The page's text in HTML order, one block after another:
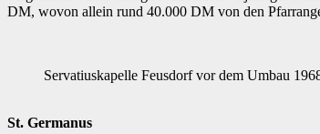
DM, wovon allein rund 40.000 DM von den
Servatiuskapelle Feusdorf vor dem Umbau
St. Germanus